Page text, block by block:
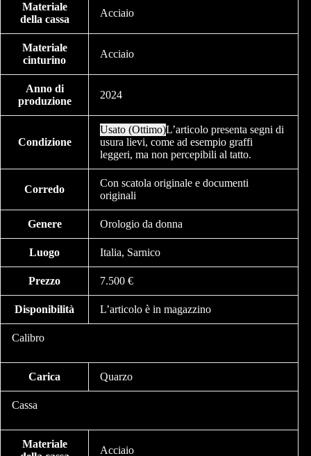
Materiale
della cassa
Acciaio
Materiale
cinturino
Acciaio
Anno di
produzione
2024
Condizione
Usato (Ottimo)L’articolo presenta segni di
usura lievi, come ad esempio graffi
leggeri, ma non percepibili al tatto.
Corredo
Con scatola originale e documenti
originali
Genere Orologio da donna
Luogo Italia, Sarnico
Prezzo 7.500 €
Disponibilità L’articolo è in magazzino
Calibro
Carica Quarzo
Cassa
Materiale
Acciaio